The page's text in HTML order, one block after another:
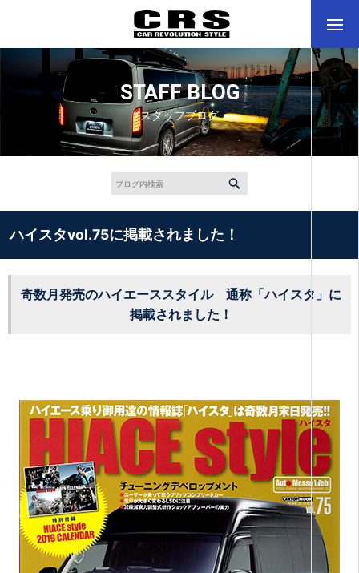
STAFF BLOG
スタッフブログ
ハイスタvol.75に掲載されました！
奇数月発売のハイエーススタイル 通称「ハイスタ」に
掲載されました！